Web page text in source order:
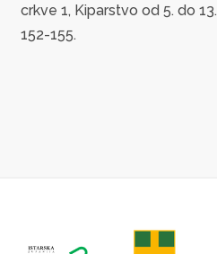
crkve 1, Kiparstvo od 5. do
152-155.